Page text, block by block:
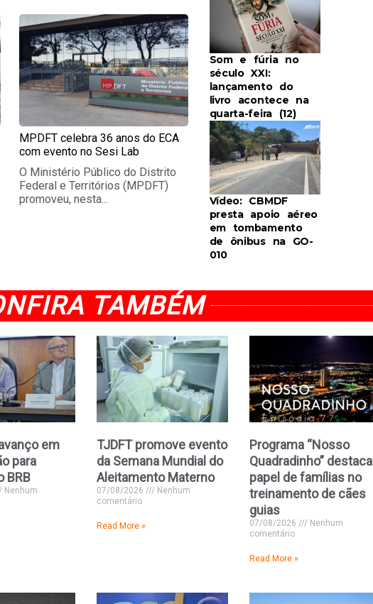
MPDFT celebra 36 anos do ECA
com evento no Sesi Lab
O Ministério Público do Distrito
Federal e Territórios (MPDFT)
promoveu, nesta...
Som e fúria no
século XXI:
lançamento do
livro acontece na
quarta-feira (12)
Vídeo: CBMDF
presta apoio aéreo
em tombamento
de ônibus na GO-
010
TAMBÉM
em
para
BRB
Nenhum
TJDFT promove evento
da Semana Mundial do
Aleitamento Materno
07/08/2026
Nenhum
comentário
Read More »
Programa “Nosso
Quadradinho” destaca
papel de famílias no
treinamento de cães
guias
07/08/2026
Nenhum
comentário
Read More »